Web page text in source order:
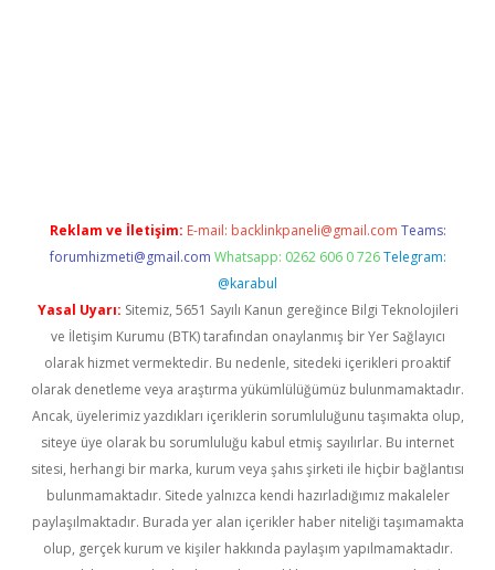
Reklam ve İletişim: E-mail: backlinkpaneli@gmail.com Teams:
forumhizmeti@gmail.com Whatsapp: 0262 606 0 726 Telegram:
@karabul
Yasal Uyarı: Sitemiz, 5651 Sayılı Kanun gereğince Bilgi Teknolojileri
ve İletişim Kurumu (BTK) tarafından onaylanmış bir Yer Sağlayıcı
olarak hizmet vermektedir. Bu nedenle, sitedeki içerikleri proaktif
olarak denetleme veya araştırma yükümlülüğümüz bulunmamaktadır.
Ancak, üyelerimiz yazdıkları içeriklerin sorumluluğunu taşımakta olup,
siteye üye olarak bu sorumluluğu kabul etmiş sayılırlar. Bu internet
sitesi, herhangi bir marka, kurum veya şahıs şirketi ile hiçbir bağlantısı
bulunmamaktadır. Sitede yalnızca kendi hazırladığımız makaleler
paylaşılmaktadır. Burada yer alan içerikler haber niteliği taşımamakta
olup, gerçek kurum ve kişiler hakkında paylaşım yapılmamaktadır.